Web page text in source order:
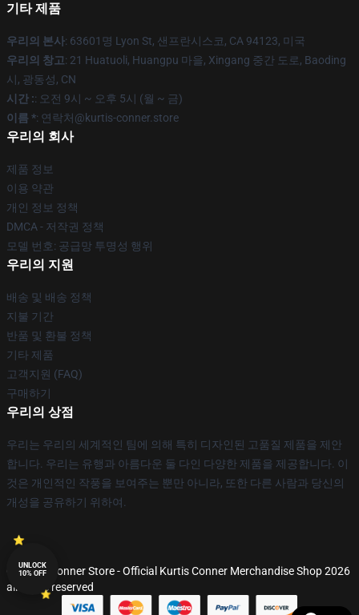
기타 제품
우리의 본사: 63601명 Lyon St, 샌프란시스코, CA 94123, 미국
우리의 창고: 21 Huatuoli, Huangpu 마을, Xingang 중간 도로, Baoding
시, 광동성, CN
시간 :: 오전 9시 ~ 오후 5시 (월 ~ 금)
이름 *: 연락처@kurtis-conner.store
우리의 회사
제품 정보
이용 약관
개인 정보 정책
DMCA - 저작권 정책
모델 번호: 공급망 투명성 행위
우리의 지원
배송 및 배송 정책
지불 기간
반품 및 환불 정책
기타 제품
고객지원 (FAQ)
구매하기
우리의 상점
우리는 우리의 세계적인 팀에 의해 특히 디자인된 고품질 제품을 제안
합니다. 우리는 유행과 아름다운 둘 다인 다양한 제품을 제공합니다. 이
것은 개인적인 작풍을 보여주는 뿐만 아니라, 또한 다른 사람과 당신의
개성을 공유하기 위하여.
© Kurtis Conner Store - Official Kurtis Conner Merchandise Shop 2026
all rights reserved
UNLOCK
10% OFF